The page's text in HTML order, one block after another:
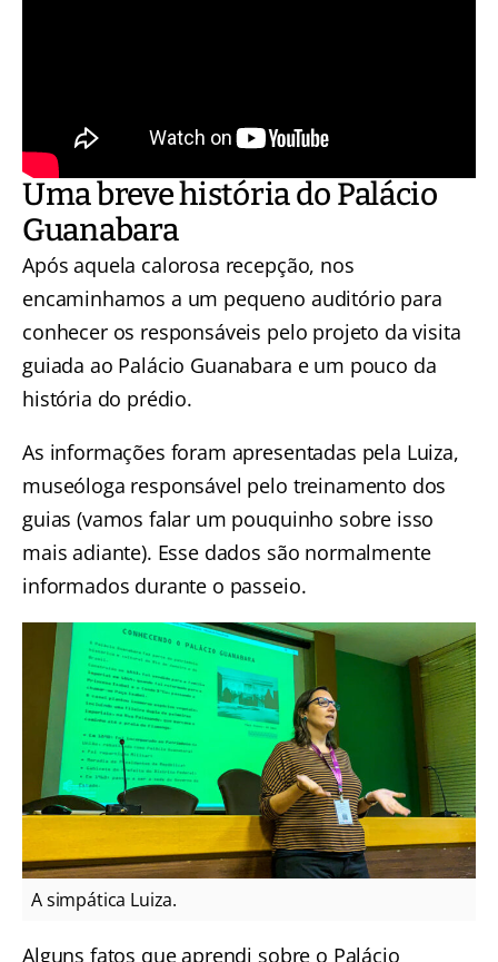
Uma breve história do Palácio
Guanabara
Após aquela calorosa recepção, nos
encaminhamos a um pequeno auditório para
conhecer os responsáveis pelo projeto da visita
guiada ao Palácio Guanabara e um pouco da
história do prédio.
As informações foram apresentadas pela Luiza,
museóloga responsável pelo treinamento dos
guias (vamos falar um pouquinho sobre isso
mais adiante). Esse dados são normalmente
informados durante o passeio.
A simpática Luiza.
Alguns fatos que aprendi sobre o Palácio